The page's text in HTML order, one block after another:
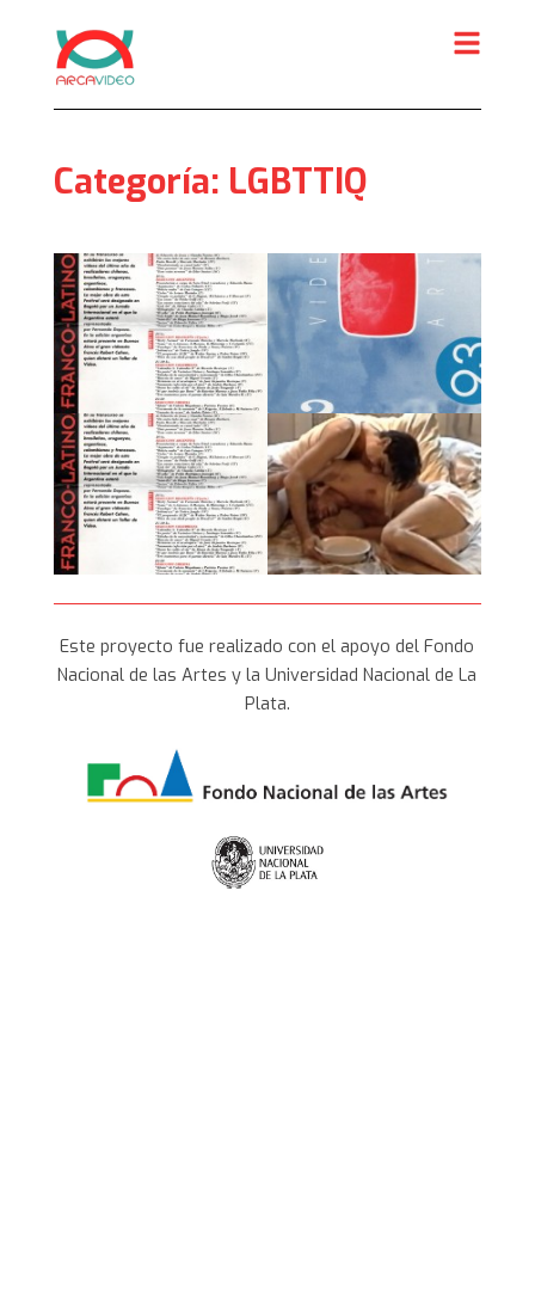
content
Categoría: LGBTTIQ
Este proyecto fue realizado con el apoyo del Fondo
Nacional de las Artes y la Universidad Nacional de La
Plata.